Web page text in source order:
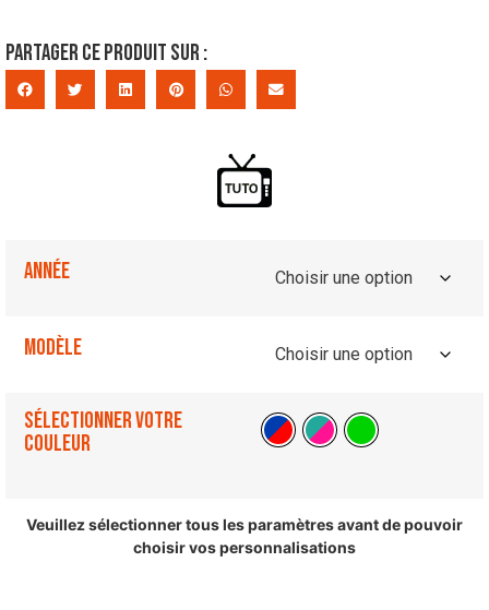
Partager ce produit sur :
Année
Modèle
Sélectionner votre
couleur
Veuillez sélectionner tous les paramètres avant de pouvoir
choisir vos personnalisations